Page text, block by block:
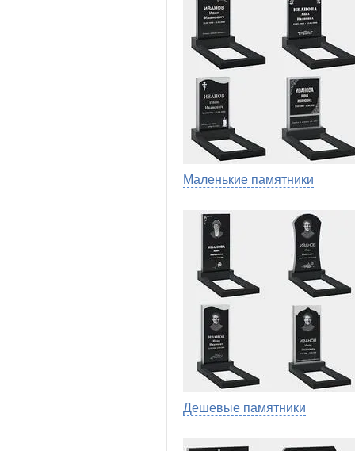
Маленькие памятники
Дешевые памятники